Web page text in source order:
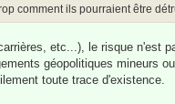
comment ils pourraient être
etc...), le risque n'est
géopolitiques mineurs
toute trace d'existence.